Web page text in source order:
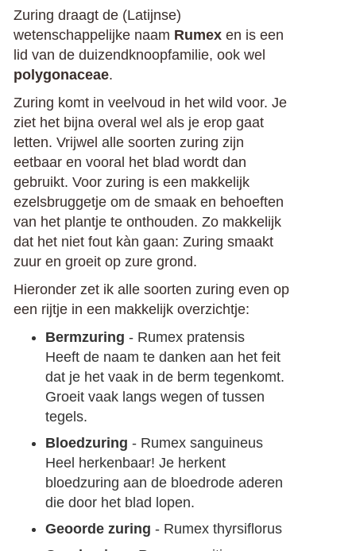
Zuring draagt de (Latijnse)
wetenschappelijke naam Rumex en is een
lid van de duizendknoopfamilie, ook wel
polygonaceae.
Zuring komt in veelvoud in het wild voor. Je
ziet het bijna overal wel als je erop gaat
letten. Vrijwel alle soorten zuring zijn
eetbaar en vooral het blad wordt dan
gebruikt. Voor zuring is een makkelijk
ezelsbruggetje om de smaak en behoeften
van het plantje te onthouden. Zo makkelijk
dat het niet fout kàn gaan: Zuring smaakt
zuur en groeit op zure grond.
Hieronder zet ik alle soorten zuring even op
een rijtje in een makkelijk overzichtje:
Bermzuring - Rumex pratensis
Heeft de naam te danken aan het feit
dat je het vaak in de berm tegenkomt.
Groeit vaak langs wegen of tussen
tegels.
Bloedzuring - Rumex sanguineus
Heel herkenbaar! Je herkent
bloedzuring aan de bloedrode aderen
die door het blad lopen.
Geoorde zuring - Rumex thyrsiflorus